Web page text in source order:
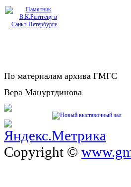
По материалам архива ГМГС
Вера Мануртдинова
Copyright ©